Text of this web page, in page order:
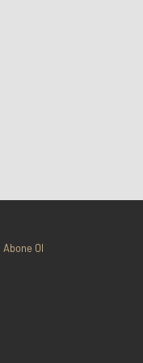
Abone Ol